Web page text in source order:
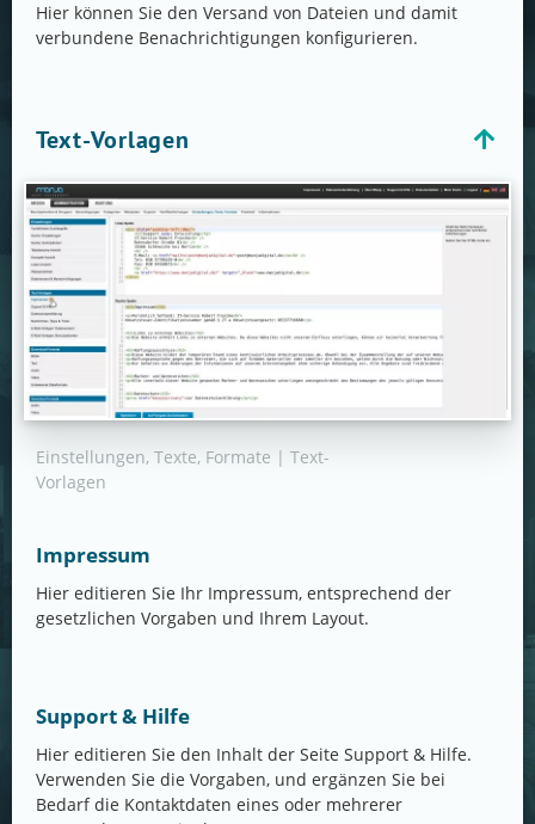
Hier können Sie den Versand von Dateien und damit
verbundene Benachrichtigungen konfigurieren.
Text-Vorlagen
Einstellungen, Texte, Formate | Text-
Vorlagen
Impressum
Hier editieren Sie Ihr Impressum, entsprechend der
gesetzlichen Vorgaben und Ihrem Layout.
Support & Hilfe
Hier editieren Sie den Inhalt der Seite Support & Hilfe.
Verwenden Sie die Vorgaben, und ergänzen Sie bei
Bedarf die Kontaktdaten eines oder mehrerer